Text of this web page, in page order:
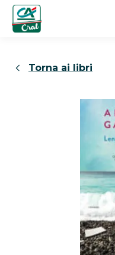
Torna ai libri